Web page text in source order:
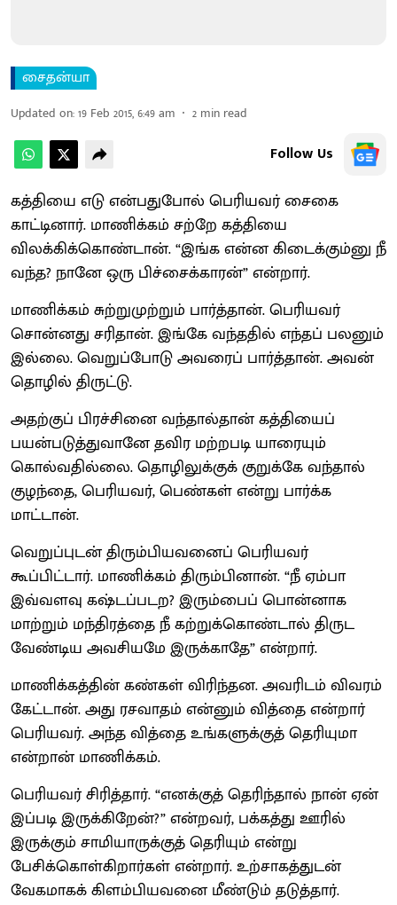
சைதன்யா
Updated on:19 Feb 2015, 6:49 am 2 min read
Follow Us
கத்தியை எடு என்பதுபோல் பெரியவர் சைகை
காட்டினார். மாணிக்கம் சற்றே கத்தியை
விலக்கிக்கொண்டான். “இங்க என்ன கிடைக்கும்னு நீ
வந்த? நானே ஒரு பிச்சைக்காரன்” என்றார்.
மாணிக்கம் சுற்றுமுற்றும் பார்த்தான். பெரியவர்
சொன்னது சரிதான். இங்கே வந்ததில் எந்தப் பலனும்
இல்லை. வெறுப்போடு அவரைப் பார்த்தான். அவன்
தொழில் திருட்டு.
அதற்குப் பிரச்சினை வந்தால்தான் கத்தியைப்
பயன்படுத்துவானே தவிர மற்றபடி யாரையும்
கொல்வதில்லை. தொழிலுக்குக் குறுக்கே வந்தால்
குழந்தை, பெரியவர், பெண்கள் என்று பார்க்க
மாட்டான்.
வெறுப்புடன் திரும்பியவனைப் பெரியவர்
கூப்பிட்டார். மாணிக்கம் திரும்பினான். “நீ ஏம்பா
இவ்வளவு கஷ்டப்படற? இரும்பைப் பொன்னாக
மாற்றும் மந்திரத்தை நீ கற்றுக்கொண்டால் திருட
வேண்டிய அவசியமே இருக்காதே” என்றார்.
மாணிக்கத்தின் கண்கள் விரிந்தன. அவரிடம் விவரம்
கேட்டான். அது ரசவாதம் என்னும் வித்தை என்றார்
பெரியவர். அந்த வித்தை உங்களுக்குத் தெரியுமா
என்றான் மாணிக்கம்.
பெரியவர் சிரித்தார். “எனக்குத் தெரிந்தால் நான் ஏன்
இப்படி இருக்கிறேன்?” என்றவர், பக்கத்து ஊரில்
இருக்கும் சாமியாருக்குத் தெரியும் என்று
பேசிக்கொள்கிறார்கள் என்றார். உற்சாகத்துடன்
வேகமாகக் கிளம்பியவனை மீண்டும் தடுத்தார்.